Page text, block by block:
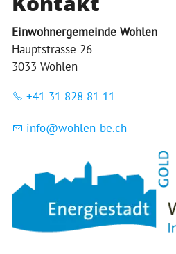
Einwohnergemeinde Wohlen
Hauptstrasse 26
3033 Wohlen
+41 31 828 81 11
nf w hl n-b ch